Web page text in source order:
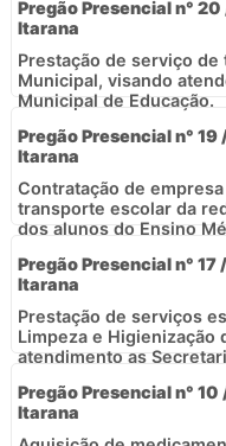
Pregão Presencial n°
Itarana
Prestação de serviço
Municipal, visando
Municipal de Educação.
Pregão Presencial n°
Itarana
Contratação de
transporte escolar da
dos alunos do Ensino
Pregão Presencial n°
Itarana
Prestação de serviços
Limpeza e Higienização
atendimento as
Pregão Presencial n°
Itarana